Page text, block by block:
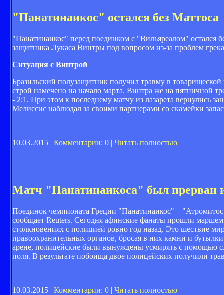
"Панатинаикос" остался без Маттоса
"Панатинаикос" перед поединком с "Вильяреалом"
защитника Лукаса Винтры под вопросом из-за проблем
Ситуация с Винтрой
Бразильский полузащитник получил травму в
строй намечено на начало марта. Винтра же на
- 2:1. При этом к последнему матчу из лазарета вернулись
Мелиссис наблюдал за своими партнерами со скамейки
10.03.2015 | Комментарии: 0 | Читать полностью
Матч "Панатинаикоса" был прерван
Поединок чемпионата Греции "Панатинаикос" –
сообщает Reuters. Сегодня афинские фанаты прошли
столкновениях с полицией ровно год назад. Это шествие
правоохранительных органов, бросая в них камни и
арене, полицейские были вынуждены усмирять с помощью
поля. В результате побоища двое полицейских получили
10.03.2015 | Комментарии: 0 | Читать полностью